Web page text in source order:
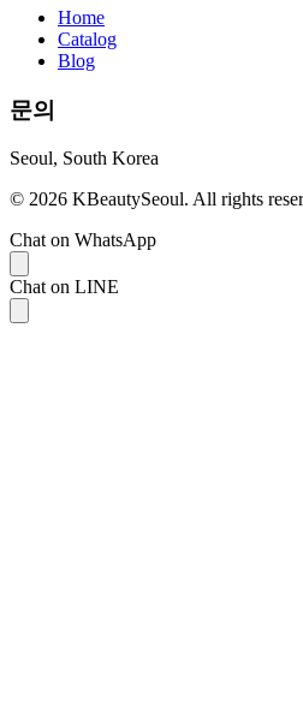
Home
Catalog
Blog
문의
Seoul, South Korea
© 2026 KBeautySeoul. All rights
Chat on WhatsApp
Chat on LINE